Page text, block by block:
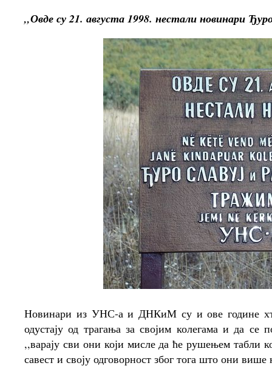
,,Овде су 21. августа 1998. нестали новинари
Новинари из УНС-а и ДНКиМ су и ове године
одустају од трагања за својим колегама и да
,,варају сви они који мисле да ће рушењем табли
савест и своју одговорност због тога што они